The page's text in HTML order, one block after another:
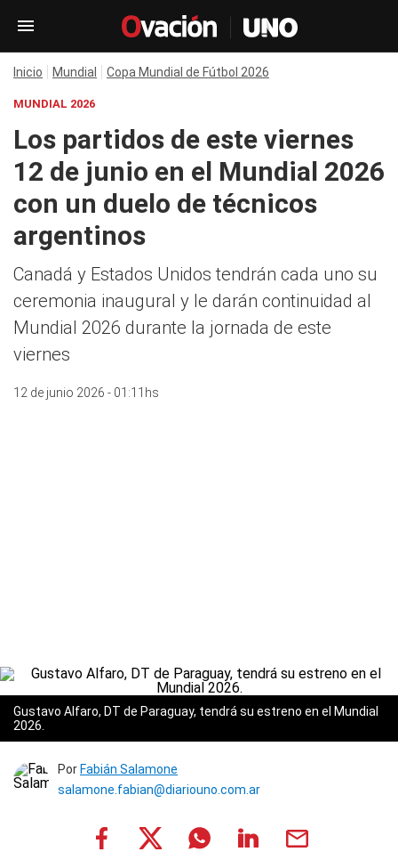
Inicio Mundial Copa Mundial de Fútbol 2026
MUNDIAL 2026
Los partidos de este viernes
12 de junio en el Mundial 2026
con un duelo de técnicos
argentinos
Canadá y Estados Unidos tendrán cada uno su
ceremonia inaugural y le darán continuidad al
Mundial 2026 durante la jornada de este
viernes
12 de junio 2026 - 01:11hs
Gustavo Alfaro, DT de Paraguay, tendrá su estreno en el Mundial
2026.
Por Fabián Salamone
salamone.fabian@diariouno.com.ar